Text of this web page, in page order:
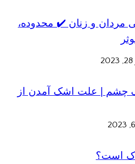
مردان و زنان ✔️ محدوده،
چشم | علت اشک آمدن از
است؟